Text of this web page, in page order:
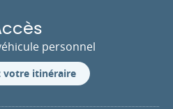
personnel
votre itinéraire